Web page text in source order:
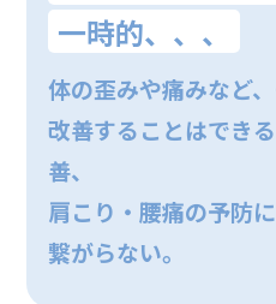
一時的、、、
体の歪みや痛みなど
改善することはでき
善、
肩こり・腰痛の予防
繋がらない。